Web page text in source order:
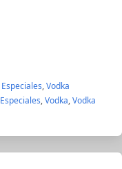
Especiales,Vodka
Especiales,Vodka,Vodka